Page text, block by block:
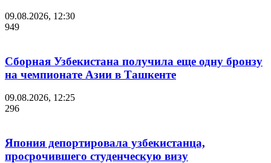
09.08.2026, 12:30
949
Сборная Узбекистана получила еще одну бронзу
на чемпионате Азии в Ташкенте
09.08.2026, 12:25
296
Япония депортировала узбекистанца,
просрочившего студенческую визу